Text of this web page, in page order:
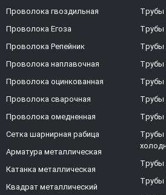
Проволока гвоздильная
Проволока Егоза
Проволока Репейник
Проволока наплавочная
Проволока оцинкованная
Проволока сварочная
Проволока омедненная
Сетка шарнирная рабица
Арматура металлическая
Катанка металлическая
Квадрат металлический
Трубы
Трубы
Трубы
Трубы
Трубы
Трубы
Трубы
Трубы
Трубы